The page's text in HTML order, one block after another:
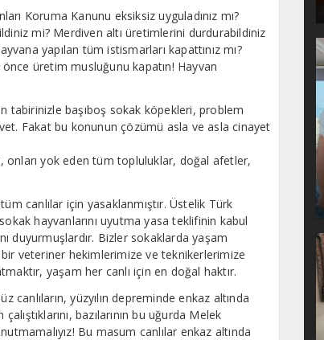
Koruma Kanunu eksiksiz uyguladınız mı?
mi? Merdiven altı üretimlerini durdurabildiniz
yapılan tüm istismarları kapattınız mı?
önce üretim musluğunu kapatın! Hayvan
tabirinizle başıboş sokak köpekleri, problem
Fakat bu konunun çözümü asla ve asla cinayet
onları yok eden tüm topluluklar, doğal afetler,
canlılar için yasaklanmıştır. Üstelik Türk
hayvanlarını uyutma yasa teklifinin kabul
duyurmuşlardır. Bizler sokaklarda yaşam
veteriner hekimlerimize ve teknikerlerimize
yaşam her canlı için en doğal haktır.
canlıların, yüzyılın depreminde enkaz altında
bazılarının bu uğurda Melek
Bu masum canlılar enkaz altında